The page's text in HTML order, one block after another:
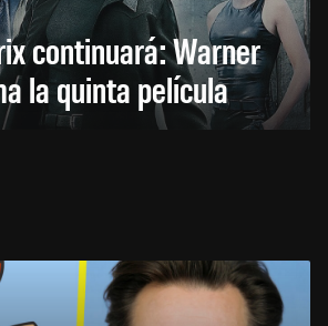
continuará: Warner
la quinta película